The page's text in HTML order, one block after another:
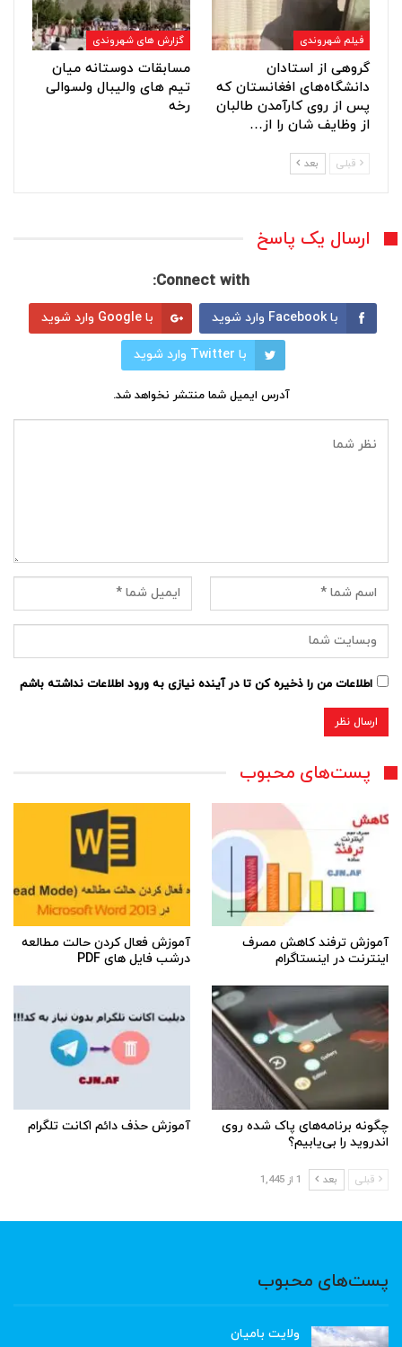
فیلم شهروندی
گروهی از استادان
دانشگاه‌های افغانستان که
پس از روی کارآمدن طالبان
از وظایف شان را از…
گزارش های شهروندی
مسابقات دوستانه میان
تیم های والیبال ولسوالی
رخه
قبلی بعد
ارسال یک پاسخ
Connect with:
با Facebook وارد شوید با Google وارد شوید
با Twitter وارد شوید
آدرس ایمیل شما منتشر نخواهد شد.
اطلاعات من را ذخیره کن تا در آینده نیازی به ورود اطلاعات نداشته باشم
پست‌های محبوب
آموزش ترفند کاهش مصرف
اینترنت در اینستاگرام
آموزش فعال کردن حالت مطالعه
درشب فایل های PDF
چگونه برنامه‌های پاک شده روی
اندروید را بی‌یابیم؟
آموزش حذف دائم اکانت تلگرام
قبلی بعد 1 از 1,445
پست‌های محبوب
ولایت بامیان